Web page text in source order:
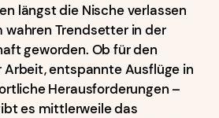
längst die Nische verlassen
wahren Trendsetter in der
geworden. Ob für den
Arbeit, entspannte Ausflüge in
Herausforderungen –
es mittlerweile das